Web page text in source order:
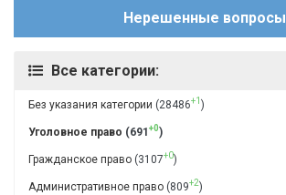
Нерешенные вопросы
Все категории:
Без указания категории (28486+1 )
Уголовное право (691+0)
Гражданское право (3107+0)
Административное право (809+2)